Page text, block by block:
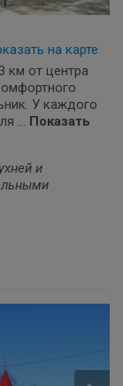
на карте
км от центра
У каждого
... Показать
и